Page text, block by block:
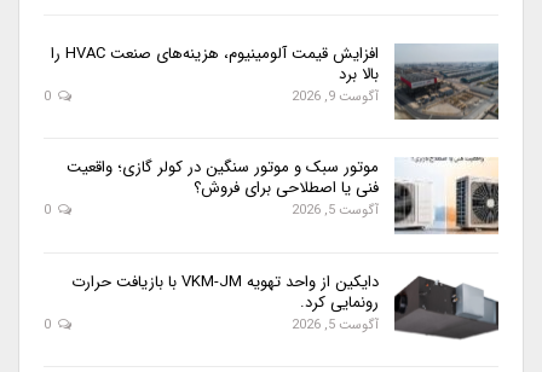
افزایش قیمت آلومینیوم، هزینه‌های صنعت HVAC را
بالا برد
آگوست 9, 2026
موتور سبک و موتور سنگین در کولر گازی؛ واقعیت
فنی یا اصطلاحی برای فروش؟
آگوست 5, 2026
دایکین از واحد تهویه VKM-JM با بازیافت حرارت
رونمایی کرد.
آگوست 5, 2026